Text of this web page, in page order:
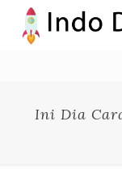
Ini Dia